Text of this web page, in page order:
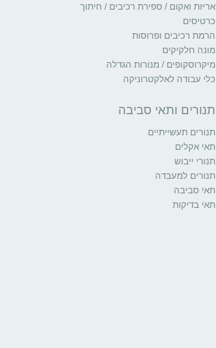
אריזת ואקום / ספירת רכיבים / חיתוך
כרטיסים
הרמת רכיבים ופרוסות
מונה חלקיקים
מיקרוסקופים / מנורות הגדלה
כלי עבודה לאלקטרוניקה
תנורים ותאי סביבה
תנורים תעשייתיים
תאי אקלים
תנורי ייבוש
תנורים למעבדה
תאי סביבה
תאי בדיקות